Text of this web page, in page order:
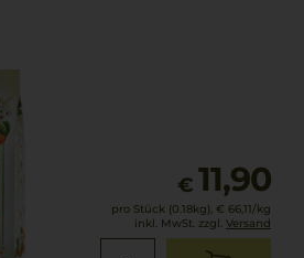
€ 11,90
pro Stück (0.18kg), € 66,11/kg
inkl. MwSt. zzgl. Versand